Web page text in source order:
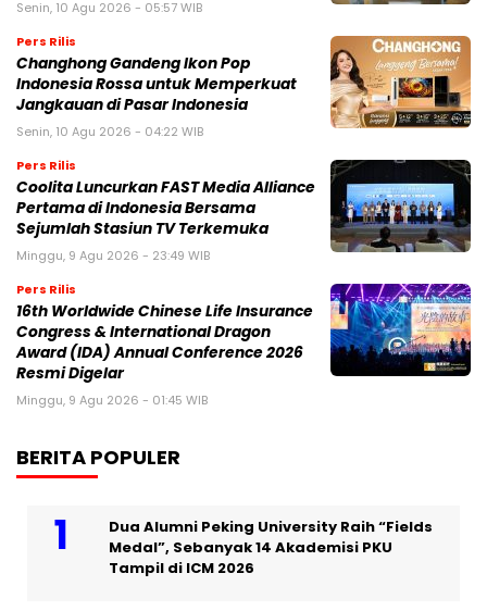
Senin, 10 Agu 2026 - 05:57 WIB
Pers Rilis
Changhong Gandeng Ikon Pop
Indonesia Rossa untuk Memperkuat
Jangkauan di Pasar Indonesia
Senin, 10 Agu 2026 - 04:22 WIB
Pers Rilis
Coolita Luncurkan FAST Media Alliance
Pertama di Indonesia Bersama
Sejumlah Stasiun TV Terkemuka
Minggu, 9 Agu 2026 - 23:49 WIB
Pers Rilis
16th Worldwide Chinese Life Insurance
Congress & International Dragon
Award (IDA) Annual Conference 2026
Resmi Digelar
Minggu, 9 Agu 2026 - 01:45 WIB
BERITA POPULER
Dua Alumni Peking University Raih “Fields
Medal”, Sebanyak 14 Akademisi PKU
Tampil di ICM 2026